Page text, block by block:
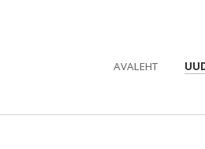
AVALEHT